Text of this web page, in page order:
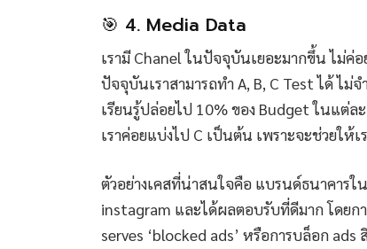
🎯 4. Media Data
เรามี Chanel ในปัจจุบันเยอะมากขึ้น ไม่ค่
ปัจจุบันเราสามารถทำ A, B, C Test ได้ ไม่
เรียนรู้ปล่อยไป 10% ของ Budget ในแต่ล
เราค่อยแบ่งไป C เป็นต้น เพราะจะช่วยให้
ตัวอย่างเคสที่น่าสนใจคือ แบรนด์ธนาคาร
instagram และได้ผลตอบรับที่ดีมาก โดยก
serves ‘blocked ads’ หรือการบล็อก